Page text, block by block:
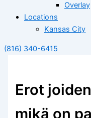
Overlay
Locations
Kansas City
(816) 340-6415
Erot
mikä on